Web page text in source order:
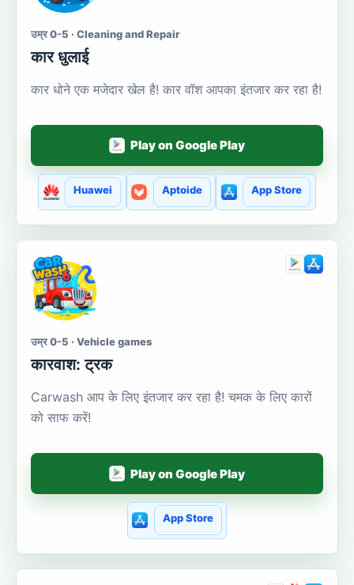
उम्र 0-5 · Cleaning and Repair
कार धुलाई
कार धोने एक मजेदार खेल है! कार वॉश आपका इंतजार कर रहा है!
Play on Google Play
Huawei Aptoide App Store
उम्र 0-5 · Vehicle games
कारवाश: ट्रक
Carwash आप के लिए इंतजार कर रहा है! चमक के लिए कारों
को साफ करें!
Play on Google Play
App Store